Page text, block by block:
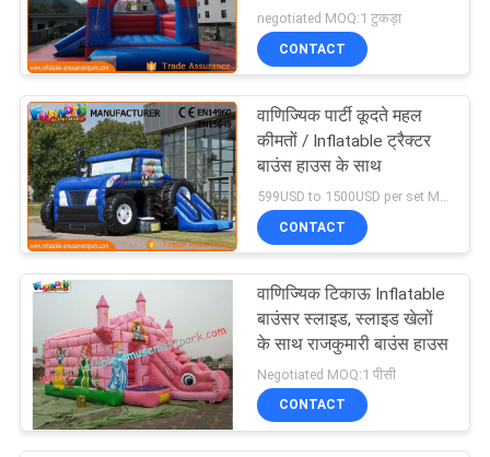
negotiated MOQ:1 टुकड़ा
CONTACT
वाणिज्यिक पार्टी कूदते महल
कीमतों / Inflatable ट्रैक्टर
बाउंस हाउस के साथ
CONTACT
वाणिज्यिक टिकाऊ Inflatable
बाउंसर स्लाइड, स्लाइड खेलों
के साथ राजकुमारी बाउंस हाउस
Negotiated MOQ:1 पीसी
CONTACT